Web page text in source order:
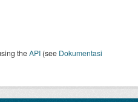
theAPI (see Dokumentasi